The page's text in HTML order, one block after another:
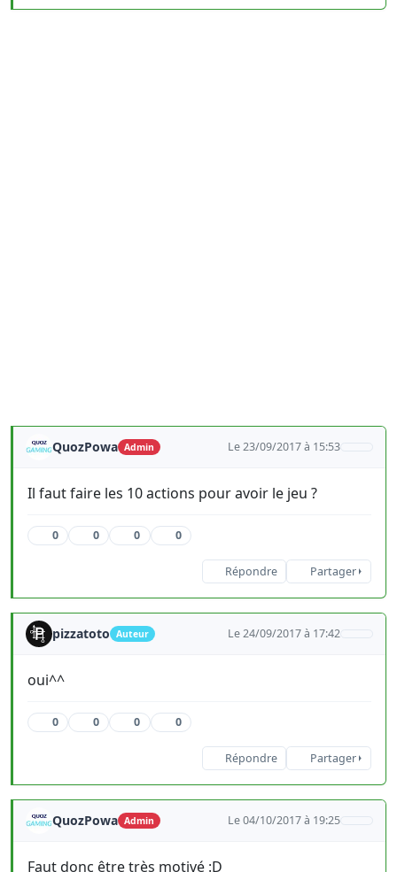
QuozPowa Admin Le 23/09/2017 à 15:53
Il faut faire les 10 actions pour avoir le jeu ?
0 0 0 0
Répondre Partager
pizzatoto Auteur Le 24/09/2017 à 17:42
oui^^
0 0 0 0
Répondre Partager
QuozPowa Admin Le 04/10/2017 à 19:25
Faut donc être très motivé :D